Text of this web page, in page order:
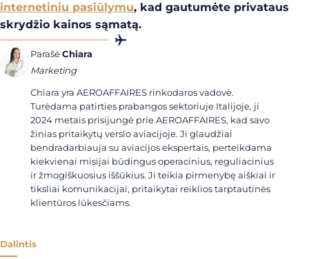
internetiniu pasiūlymu, kad gautumėte privataus
skrydžio kainos sąmatą.
ParašėChiara
Marketing
Chiara yra AEROAFFAIRES rinkodaros vadovė.
Turėdama patirties prabangos sektoriuje Italijoje, ji
2024 metais prisijungė prie AEROAFFAIRES, kad savo
žinias pritaikytų verslo aviacijoje. Ji glaudžiai
bendradarbiauja su aviacijos ekspertais, perteikdama
kiekvienai misijai būdingus operacinius, reguliacinius
ir žmogiškuosius iššūkius. Ji teikia pirmenybę aiškiai ir
tiksliai komunikacijai, pritaikytai reiklios tarptautinės
klientūros lūkesčiams.
Dalintis